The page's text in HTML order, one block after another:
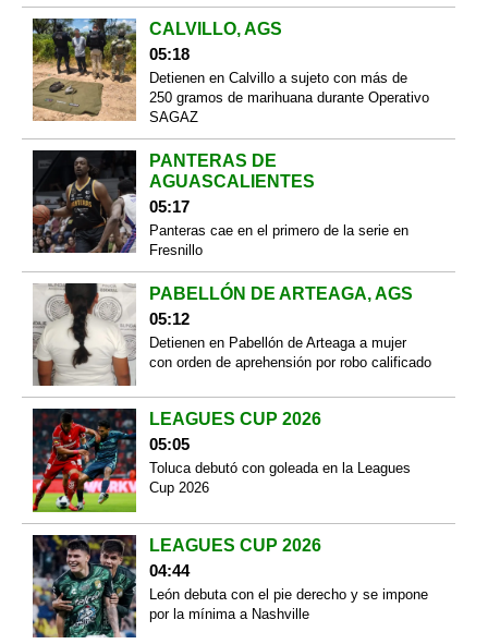
CALVILLO, AGS
05:18
Detienen en Calvillo a sujeto con más de
250 gramos de marihuana durante Operativo
SAGAZ
PANTERAS DE
AGUASCALIENTES
05:17
Panteras cae en el primero de la serie en
Fresnillo
PABELLÓN DE ARTEAGA, AGS
05:12
Detienen en Pabellón de Arteaga a mujer
con orden de aprehensión por robo calificado
LEAGUES CUP 2026
05:05
Toluca debutó con goleada en la Leagues
Cup 2026
LEAGUES CUP 2026
04:44
León debuta con el pie derecho y se impone
por la mínima a Nashville